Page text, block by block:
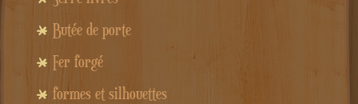
Butée de porte
Fer forgé
formes et silhouettes